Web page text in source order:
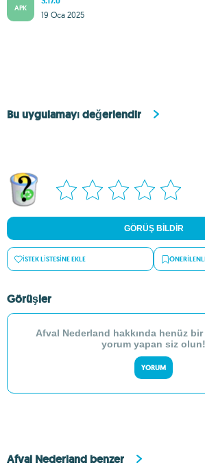
APK
19 Oca 2025
Bu uygulamayı değerlendir
GÖRÜŞ BILDIR
İSTEK LISTESINE EKLE
Görüşler
Afval Nederland hakkında henüz
yorum yapan siz olun!
YORUM
Afval Nederland benzer